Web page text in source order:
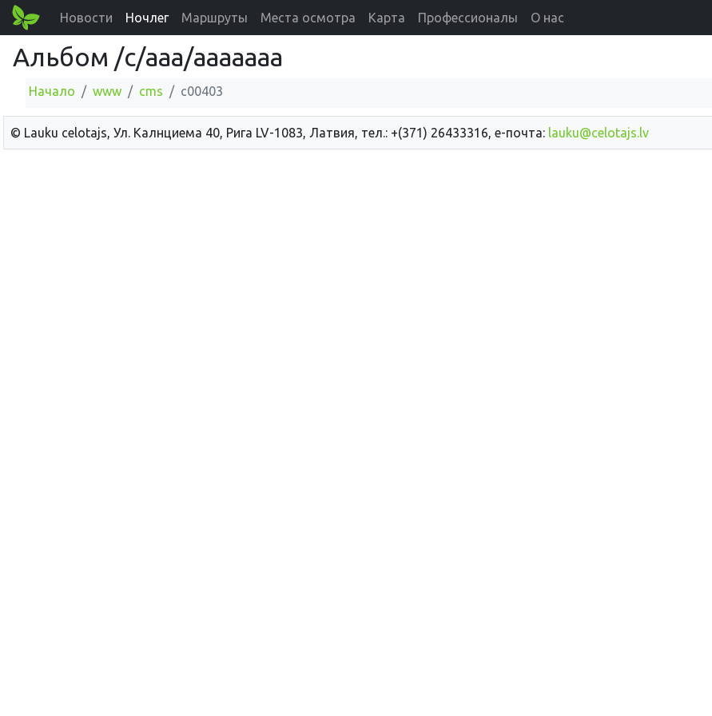
Новости Ночлег Маршруты Места осмотра Карта Профессионалы О нас
Альбом /c/aaa/aaaaaaa
Начало www cms c00403
© Lauku сelotajs, Ул. Калнциема 40, Рига LV-1083, Латвия, тел.: +(371) 26433316, е-почта: lauku@celotajs.lv